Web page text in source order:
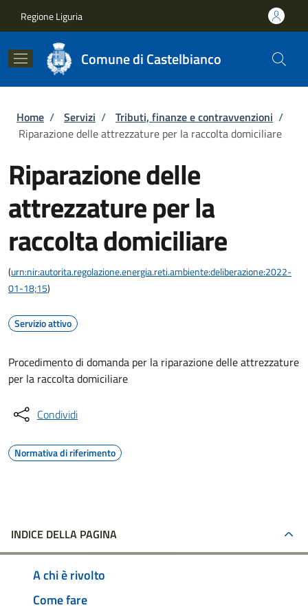
Regione Liguria
Comune di Castelbianco
Briciole di pane
Home / Servizi / Tributi, finanze e contravvenzioni /
Riparazione delle attrezzature per la raccolta domiciliare
Riparazione delle
attrezzature per la
raccolta domiciliare
(urn:nir:autorita.regolazione.energia.reti.ambiente:deliberazione:2022-
01-18;15)
Servizio attivo
Procedimento di domanda per la riparazione delle attrezzature
per la raccolta domiciliare
Condividi
Normativa di riferimento
INDICE DELLA PAGINA
A chi è rivolto
Come fare